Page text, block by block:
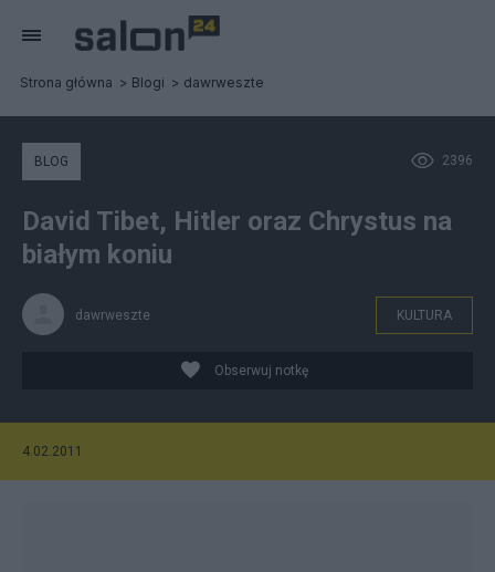
Strona główna Blogi dawrweszte
2396
BLOG
David Tibet, Hitler oraz Chrystus na
białym koniu
dawrweszte KULTURA
Obserwuj notkę
4.02.2011